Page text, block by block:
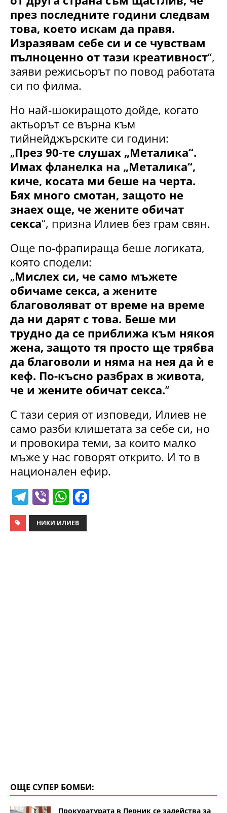
през последните години следвам
това, което искам да правя.
Изразявам себе си и се чувствам
пълноценно от тази креативност“,
заяви режисьорът по повод работата
си по филма.
Но най-шокиращото дойде, когато
актьорът се върна към
тийнейджърските си години:
„През 90-те слушах „Металика“.
Имах фланелка на „Металика“,
киче, косата ми беше на черта.
Бях много смотан, защото не
знаех още, че жените обичат
секса“, призна Илиев без грам свян.
Още по-фрапираща беше логиката,
която сподели:
„Мислех си, че само мъжете
обичаме секса, а жените
благоволяват от време на време
да ни дарят с това. Беше ми
трудно да се приближа към някоя
жена, защото тя просто ще трябва
да благоволи и няма на нея да ѝ е
кеф. По-късно разбрах в живота,
че и жените обичат секса.“
С тази серия от изповеди, Илиев не
само разби клишетата за себе си, но
и провокира теми, за които малко
мъже у нас говорят открито. И то в
национален ефир.
T
el
e
Vi
b
er
W
h
at
НИКИ ИЛИЕВ
ОЩЕ СУПЕР БОМБИ:
Прокуратурата в Перник се задейства за